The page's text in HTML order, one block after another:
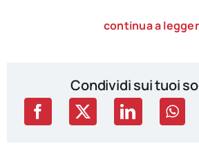
continua a
Condividi sui tuoi